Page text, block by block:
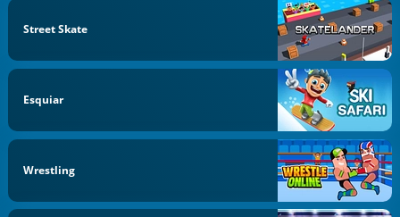
Street Skate
Esquiar
Wrestling